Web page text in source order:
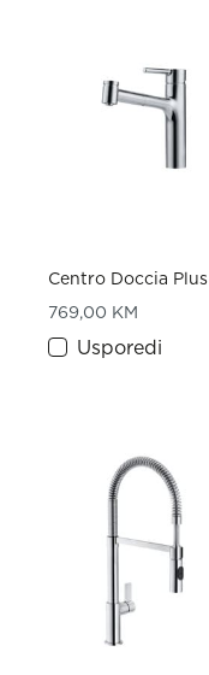
Centro Doccia Plus
769,00 KM
Usporedi